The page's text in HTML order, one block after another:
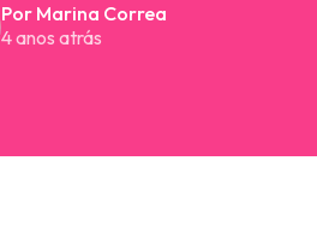
Por Marina Correa
4 anos atrás